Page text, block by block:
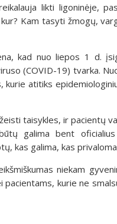
likti ligoninėje,
Kam tasyti žmogų,
kad nuo liepos 1 d.
(COVID-19) tvarka.
atitiks
taisykles, ir pacientų
galima bent
kas galima, kas
niekam
kurie ne